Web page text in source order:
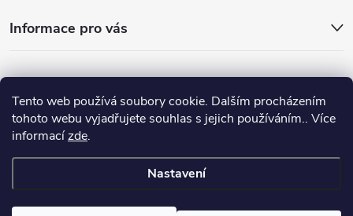
Tento web používá soubory cookie. Dalším procházením
tohoto webu vyjadřujete souhlas s jejich používáním.. Více
informacízde.
Nastavení
Informace pro vás
Nejhledanější
Důležité odkazy
Warp-Sport.com. Všechna práva vyhrazena.